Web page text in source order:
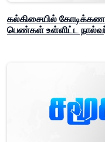
கல்கிசையில்
பெண்கள் உள்ளிட்ட